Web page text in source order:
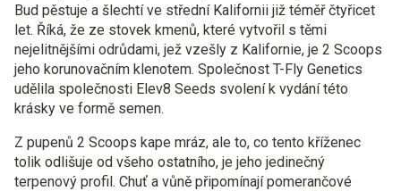
Bud pěstuje a šlechtí ve střední Kalifornii již téměř čtyřicet
let. Říká, že ze stovek kmenů, které vytvořil s těmi
nejelitnějšími odrůdami, jež vzešly z Kalifornie, je 2 Scoops
jeho korunovačním klenotem. Společnost T-Fly Genetics
udělila společnosti Elev8 Seeds svolení k vydání této
krásky ve formě semen.
Z pupenů 2 Scoops kape mráz, ale to, co tento kříženec
tolik odlišuje od všeho ostatního, je jeho jedinečný
terpenový profil. Chuť a vůně připomínají pomerančové